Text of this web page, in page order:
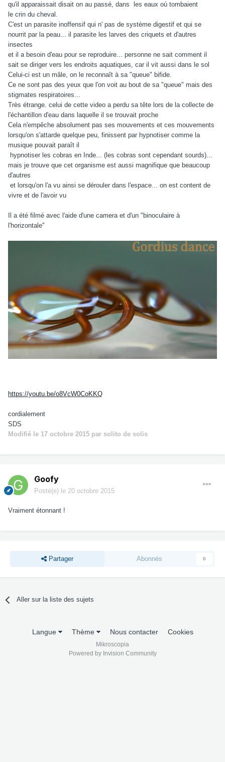
qu'il apparaissait disait on au passé, dans les eaux où tombaient
le crin du cheval.
C'est un parasite inoffensif qui n' pas de système digestif et qui se
nourrit par la peau... il parasite les larves des criquets et d'autres
insectes
et il a besoin d'eau pour se reproduire... personne ne sait comment il
sait se diriger vers les endroits aquatiques, car il vit aussi dans le sol
Celui-ci est un mâle, on le reconnaît à sa "queue" bifide.
Ce ne sont pas des yeux que l'on voit au bout de sa "queue" mais des
stigmates respiratoires...
Très étrange. celui de cette video a perdu sa tête lors de la collecte de
l'échantillon d'eau dans laquelle il se trouvait proche
Cela n'empêche absolument pas ses mouvements et ces mouvements
lorsqu'on s'attarde quelque peu, finissent par hypnotiser comme la
musique pouvait paraît il
hypnotiser les cobras en Inde... (les cobras sont cependant sourds)...
mais je trouve que cet organisme est aussi magnifique que beaucoup
d'autres
et lorsqu'on l'a vu ainsi se dérouler dans l'espace... on est content de
vivre et de l'avoir vu
Il a été filmé avec l'aide d'une camera et d'un "binoculaire à
l'horizontale"
https://youtu.be/o8VcW0CoKKQ
cordialement
SDS
Modifié le 17 octobre 2015 par solito de solis
Goofy
Posté(e) le 20 octobre 2015
Vraiment étonnant !
Partager Abonnés 0
Aller sur la liste des sujets
Langue Thème Nous contacter Cookies
Mikroscopia
Powered by Invision Community